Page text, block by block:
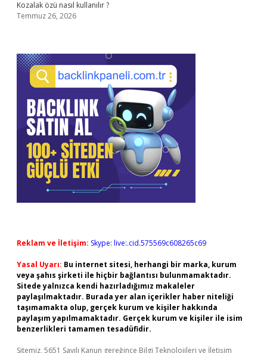
Kozalak özü nasıl kullanılır ?
Temmuz 26, 2026
Reklam ve İletişim: Skype: live:.cid.575569c608265c69
Yasal Uyarı: Bu internet sitesi, herhangi bir marka, kurum
veya şahıs şirketi ile hiçbir bağlantısı bulunmamaktadır.
Sitede yalnızca kendi hazırladığımız makaleler
paylaşılmaktadır. Burada yer alan içerikler haber niteliği
taşımamakta olup, gerçek kurum ve kişiler hakkında
paylaşım yapılmamaktadır. Gerçek kurum ve kişiler ile isim
benzerlikleri tamamen tesadüfidir.
Sitemiz, 5651 Sayılı Kanun gereğince Bilgi Teknolojileri ve İletişim